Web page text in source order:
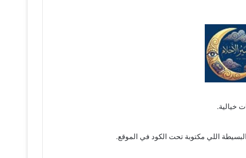
خيالية.
اللي مكتوبة تحت الكود في الموقع.